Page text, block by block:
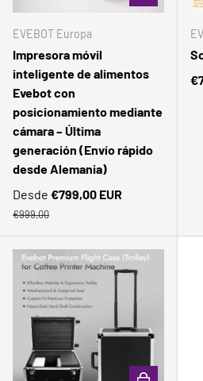
EVEBOT Europa
Impresora móvil
inteligente de alimentos
Evebot con
posicionamiento mediante
cámara – Última
generación (Envío rápido
desde Alemania)
Desde €799,00 EUR
€999,00
Comparar
AÑADIR AL